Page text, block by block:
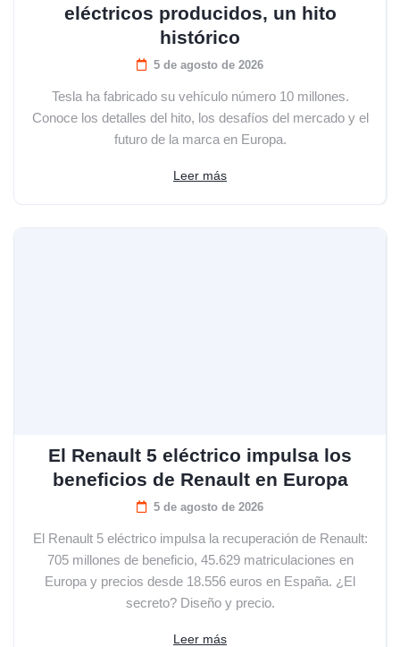
eléctricos producidos, un hito
histórico
5 de agosto de 2026
Tesla ha fabricado su vehículo número 10 millones.
Conoce los detalles del hito, los desafíos del mercado y el
futuro de la marca en Europa.
Leer más
El Renault 5 eléctrico impulsa los
beneficios de Renault en Europa
5 de agosto de 2026
El Renault 5 eléctrico impulsa la recuperación de Renault:
705 millones de beneficio, 45.629 matriculaciones en
Europa y precios desde 18.556 euros en España. ¿El
secreto? Diseño y precio.
Leer más